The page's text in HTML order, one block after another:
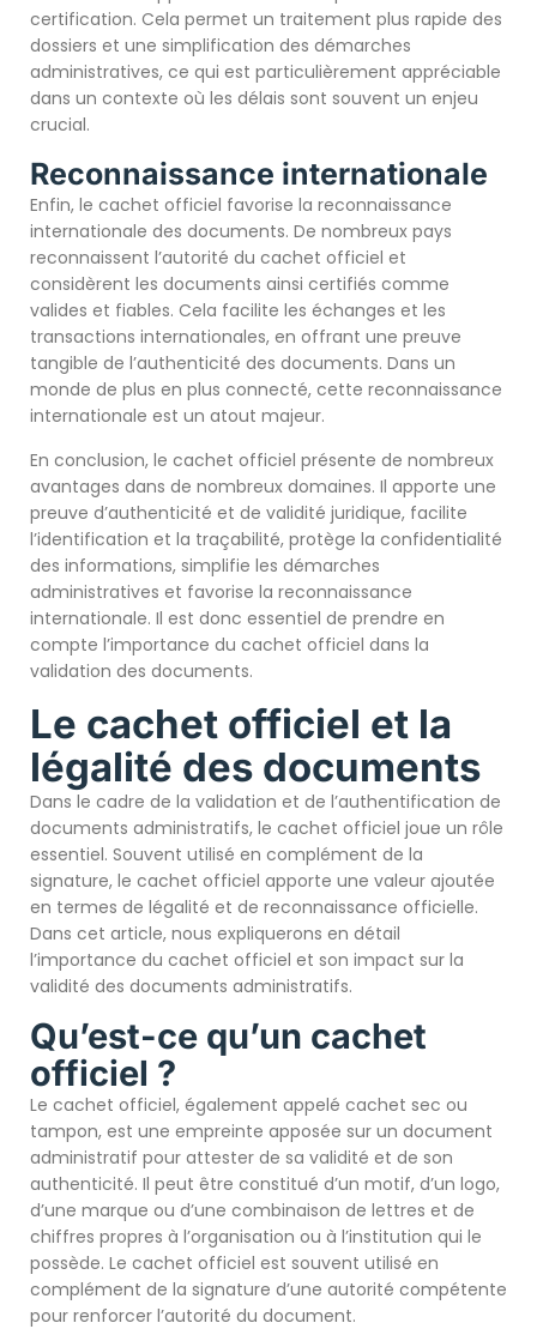
certification. Cela permet un traitement plus rapide des
dossiers et une simplification des démarches
administratives, ce qui est particulièrement appréciable
dans un contexte où les délais sont souvent un enjeu
crucial.
Reconnaissance internationale
Enfin, le cachet officiel favorise la reconnaissance
internationale des documents. De nombreux pays
reconnaissent l’autorité du cachet officiel et
considèrent les documents ainsi certifiés comme
valides et fiables. Cela facilite les échanges et les
transactions internationales, en offrant une preuve
tangible de l’authenticité des documents. Dans un
monde de plus en plus connecté, cette reconnaissance
internationale est un atout majeur.
En conclusion, le cachet officiel présente de nombreux
avantages dans de nombreux domaines. Il apporte une
preuve d’authenticité et de validité juridique, facilite
l’identification et la traçabilité, protège la confidentialité
des informations, simplifie les démarches
administratives et favorise la reconnaissance
internationale. Il est donc essentiel de prendre en
compte l’importance du cachet officiel dans la
validation des documents.
Le cachet officiel et la
légalité des documents
Dans le cadre de la validation et de l’authentification de
documents administratifs, le cachet officiel joue un rôle
essentiel. Souvent utilisé en complément de la
signature, le cachet officiel apporte une valeur ajoutée
en termes de légalité et de reconnaissance officielle.
Dans cet article, nous expliquerons en détail
l’importance du cachet officiel et son impact sur la
validité des documents administratifs.
Qu’est-ce qu’un cachet
officiel ?
Le cachet officiel, également appelé cachet sec ou
tampon, est une empreinte apposée sur un document
administratif pour attester de sa validité et de son
authenticité. Il peut être constitué d’un motif, d’un logo,
d’une marque ou d’une combinaison de lettres et de
chiffres propres à l’organisation ou à l’institution qui le
possède. Le cachet officiel est souvent utilisé en
complément de la signature d’une autorité compétente
pour renforcer l’autorité du document.